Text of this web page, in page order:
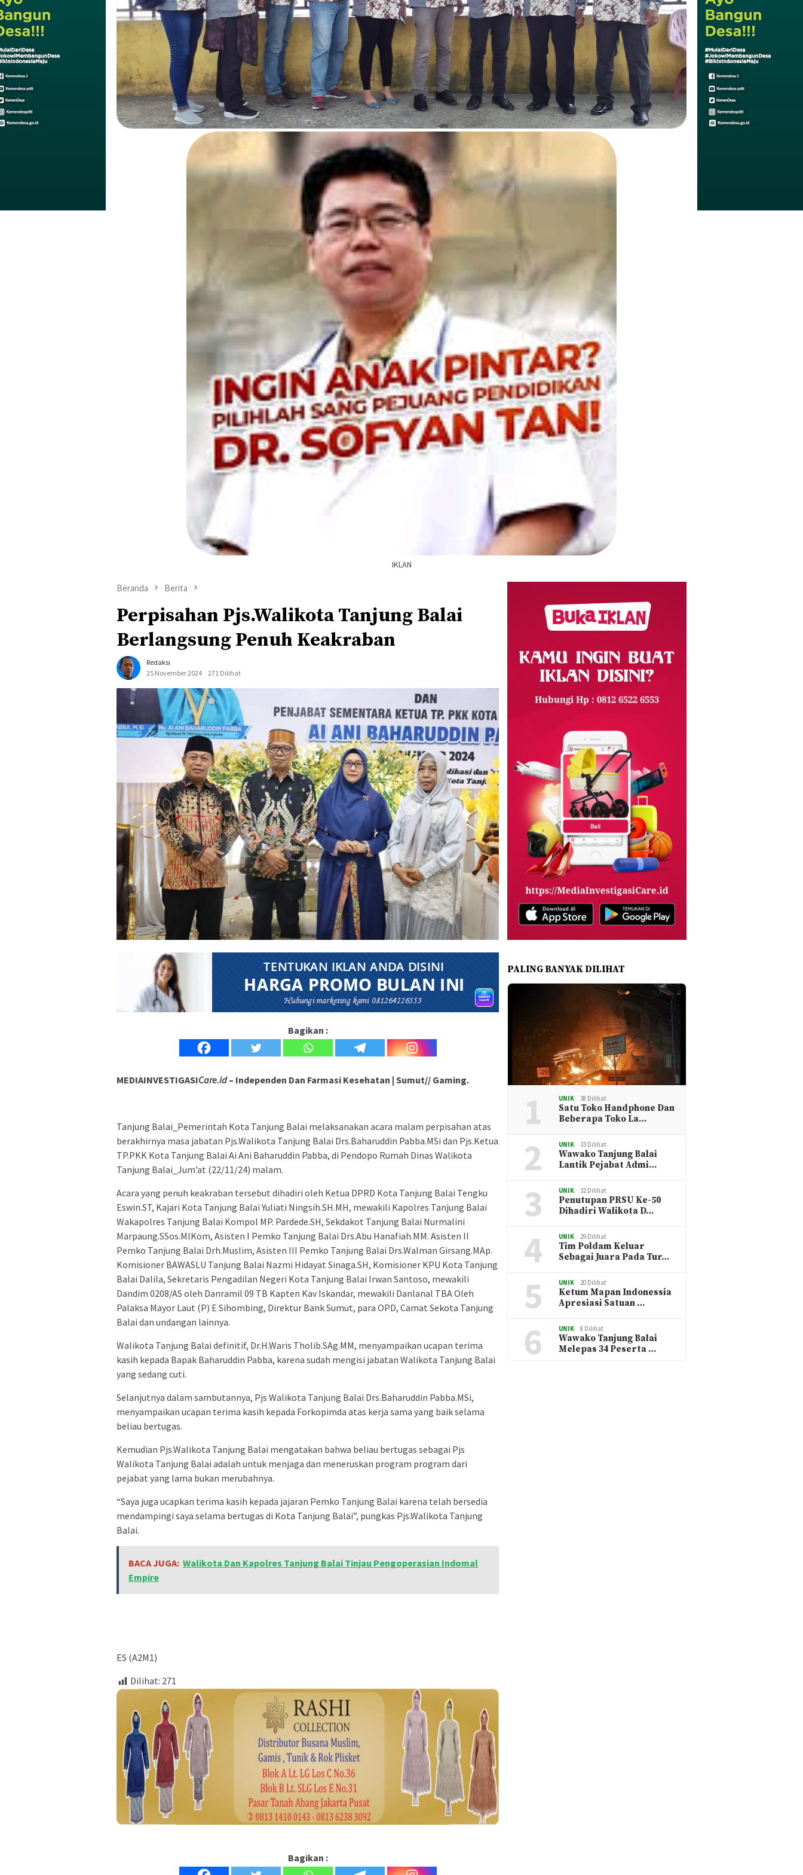
IKLAN
Beranda Berita
Perpisahan Pjs.Walikota Tanjung Balai
Berlangsung Penuh Keakraban
Redaksi
25 November 2024
271 Dilihat
Bagikan :
MEDIAINVESTIGASICare.id– Independen Dan Farmasi Kesehatan | Sumut// Gaming.
Tanjung Balai_Pemerintah Kota Tanjung Balai melaksanakan acara malam perpisahan atas
berakhirnya masa jabatan Pjs.Walikota Tanjung Balai Drs.Baharuddin Pabba.MSi dan Pjs.Ketua
TP.PKK Kota Tanjung Balai Ai Ani Baharuddin Pabba, di Pendopo Rumah Dinas Walikota
Tanjung Balai_Jum’at (22/11/24) malam.
Acara yang penuh keakraban tersebut dihadiri oleh Ketua DPRD Kota Tanjung Balai Tengku
Eswin.ST, Kajari Kota Tanjung Balai Yuliati Ningsih.SH.MH, mewakili Kapolres Tanjung Balai
Wakapolres Tanjung Balai Kompol MP. Pardede.SH, Sekdakot Tanjung Balai Nurmalini
Marpaung.SSos.MIKom, Asisten I Pemko Tanjung Balai Drs.Abu Hanafiah.MM. Asisten II
Pemko Tanjung Balai Drh.Muslim, Asisten III Pemko Tanjung Balai Drs.Walman Girsang.MAp.
Komisioner BAWASLU Tanjung Balai Nazmi Hidayat Sinaga.SH, Komisioner KPU Kota Tanjung
Balai Dalila, Sekretaris Pengadilan Negeri Kota Tanjung Balai Irwan Santoso, mewakili
Dandim 0208/AS oleh Danramil 09 TB Kapten Kav Iskandar, mewakili Danlanal TBA Oleh
Palaksa Mayor Laut (P) E Sihombing, Direktur Bank Sumut, para OPD, Camat Sekota Tanjung
Balai dan undangan lainnya.
Walikota Tanjung Balai definitif, Dr.H.Waris Tholib.SAg.MM, menyampaikan ucapan terima
kasih kepada Bapak Baharuddin Pabba, karena sudah mengisi jabatan Walikota Tanjung Balai
yang sedang cuti.
Selanjutnya dalam sambutannya, Pjs Walikota Tanjung Balai Drs.Baharuddin Pabba.MSi,
menyampaikan ucapan terima kasih kepada Forkopimda atas kerja sama yang baik selama
beliau bertugas.
Kemudian Pjs.Walikota Tanjung Balai mengatakan bahwa beliau bertugas sebagai Pjs
Walikota Tanjung Balai adalah untuk menjaga dan meneruskan program program dari
pejabat yang lama bukan merubahnya.
“Saya juga ucapkan terima kasih kepada jajaran Pemko Tanjung Balai karena telah bersedia
mendampingi saya selama bertugas di Kota Tanjung Balai”, pungkas Pjs.Walikota Tanjung
Balai.
BACA JUGA: Walikota Dan Kapolres Tanjung Balai Tinjau Pengoperasian Indomal
Empire
ES (A2M1)
Dilihat: 271
Bagikan :
PALING BANYAK DILIHAT
1 UNIK 38 Dilihat
Satu Toko Handphone Dan
Beberapa Toko La…
2 UNIK 33 Dilihat
Wawako Tanjung Balai
Lantik Pejabat Admi…
3 UNIK 32 Dilihat
Penutupan PRSU Ke-50
Dihadiri Walikota D…
4 UNIK 29 Dilihat
Tim Poldam Keluar
Sebagai Juara Pada Tur…
5 UNIK 20 Dilihat
Ketum Mapan Indonessia
Apresiasi Satuan …
6 UNIK 8 Dilihat
Wawako Tanjung Balai
Melepas 34 Peserta …